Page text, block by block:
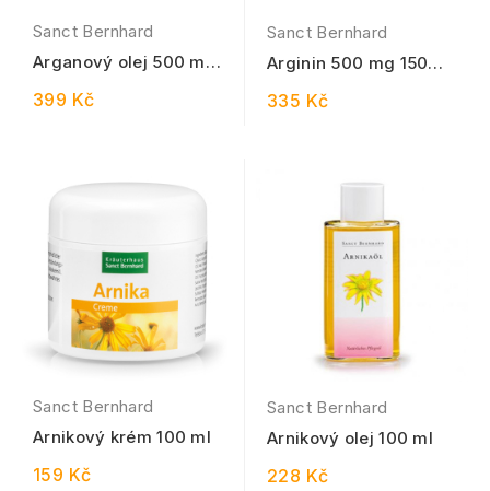
Sanct Bernhard
Arganový olej 500 mg
399 Kč
Sanct Bernhard
Arginin 500 mg 150
335 Kč
Sanct Bernhard
Arnikový krém 100 ml
159 Kč
Sanct Bernhard
Arnikový olej 100 ml
228 Kč